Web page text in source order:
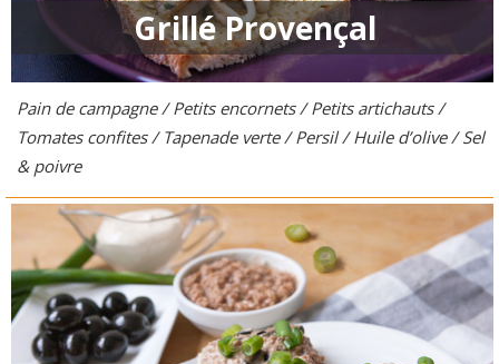
Grillé Provençal
Pain de campagne / Petits encornets / Petits artichauts /
Tomates confites / Tapenade verte / Persil / Huile d’olive / Sel
& poivre